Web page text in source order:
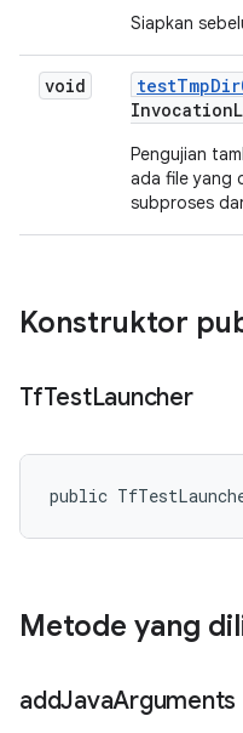
Siapkan
void testTmpDir
Invocation
Pengujian
ada file yang
subproses
Konstruktor
TfTestLauncher
public
Metode yang
addJavaArguments